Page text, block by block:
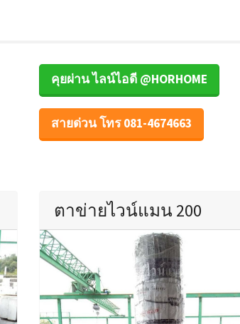
คุยผ่าน ไลน์ไอดี @HORHOME
สายด่วน โทร 081-4674663
ตาข่ายไวน์แมน 200